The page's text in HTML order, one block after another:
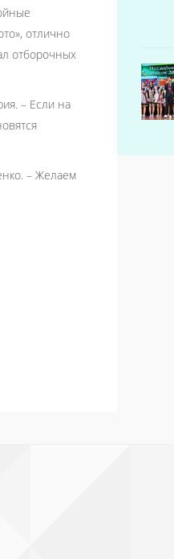
отлично
отборочных
– Если на
– Желаем